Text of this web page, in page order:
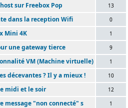
sur Freebox Pop 13
dans la reception Wifi 0
Mini 4K 1
une gateway tierce 9
VM (Machine virtuelle) 1
décevantes ? Il y a mieux ! 10
midi et le soir 12
message "non connecté" s 1